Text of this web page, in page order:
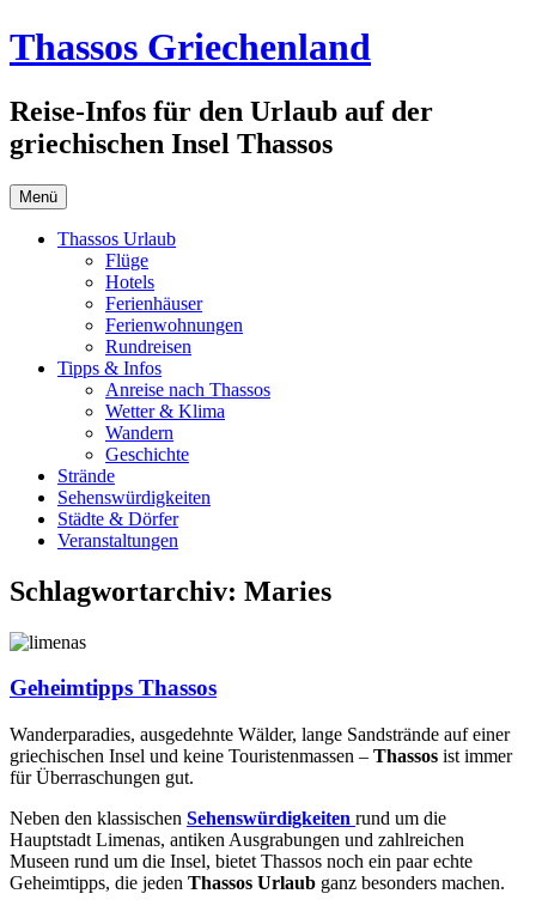
Zum
Inhalt
Thassos Griechenland
Reise-Infos für den Urlaub auf der
griechischen Insel Thassos
Menü
Thassos Urlaub
Flüge
Hotels
Ferienhäuser
Ferienwohnungen
Rundreisen
Tipps & Infos
Anreise nach Thassos
Wetter & Klima
Wandern
Geschichte
Strände
Sehenswürdigkeiten
Städte & Dörfer
Veranstaltungen
Schlagwortarchiv: Maries
Geheimtipps Thassos
Wanderparadies, ausgedehnte Wälder, lange Sandstrände auf einer
griechischen Insel und keine Touristenmassen – Thassos ist immer
für Überraschungen gut.
Neben den klassischen Sehenswürdigkeiten rund um die
Hauptstadt Limenas, antiken Ausgrabungen und zahlreichen
Museen rund um die Insel, bietet Thassos noch ein paar echte
Geheimtipps, die jeden Thassos Urlaub ganz besonders machen.